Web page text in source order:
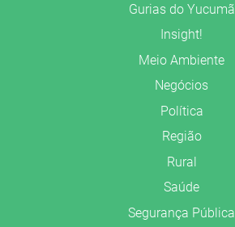
Gurias do Yucumã
Insight!
Meio Ambiente
Negócios
Política
Região
Rural
Saúde
Segurança Pública